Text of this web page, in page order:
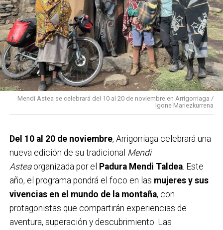
2019. En el ámbito económico, se destinan40.500
eurosa ayudas para formación e inserción laboral, y
se mantiene la campaña dearrigobonos para
reforzar el comercio local. Además, las cuentas
recogen partidas paraMedio Ambiente, Euskera,
Cultura y Deporte, con el propósito de fomentar el
bienestar social y el desarrollo integral del municipio
Mendi Astea se celebrará del 10 al 20 de noviembre en Arrigorriaga /
Igone Mariezkurrena
Del 10 al 20 de noviembre, Arrigorriaga celebrará una
nueva edición de su tradicional Mendi
Asteaorganizada por el Padura Mendi Taldea. Este
año, el programa pondrá el foco en las mujeres y sus
vivencias en el mundo de la montaña, con
protagonistas que compartirán experiencias de
aventura, superación y descubrimiento. Las